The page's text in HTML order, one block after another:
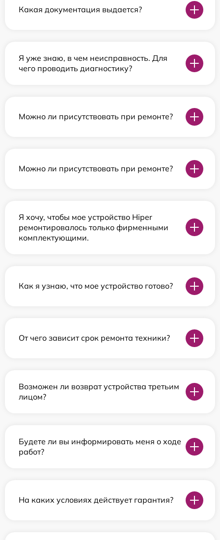
Какая документация выдается?
Я уже знаю, в чем неисправность. Для
чего проводить диагностику?
Можно ли присутствовать при ремонте?
Можно ли присутствовать при ремонте?
Я хочу, чтобы мое устройство Hiper
ремонтировалось только фирменными
комплектующими.
Как я узнаю, что мое устройство готово?
От чего зависит срок ремонта техники?
Возможен ли возврат устройства третьим
лицом?
Будете ли вы информировать меня о ходе
работ?
На каких условиях действует гарантия?